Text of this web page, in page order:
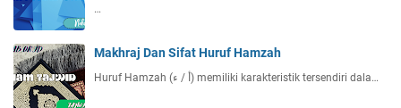
…
Makhraj Dan Sifat Huruf Hamzah
Huruf Hamzah (أ / ء) memiliki karakteristik tersendiri dala…